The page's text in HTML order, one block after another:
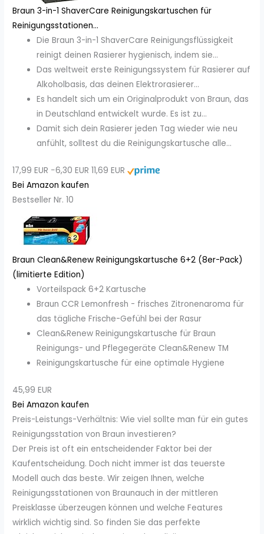
Braun 3-in-1 ShaverCare Reinigungskartuschen für
Reinigungsstationen...
Die Braun 3-in-1 ShaverCare Reinigungsflüssigkeit
reinigt deinen Rasierer hygienisch, indem sie...
Das weltweit erste Reinigungssystem für Rasierer auf
Alkoholbasis, das deinen Elektrorasierer...
Es handelt sich um ein Originalprodukt von Braun, das
in Deutschland entwickelt wurde. Es ist zu...
Damit sich dein Rasierer jeden Tag wieder wie neu
anfühlt, solltest du die Reinigungskartusche alle...
17,99 EUR −6,30 EUR 11,69 EUR
Bei Amazon kaufen
Bestseller Nr. 10
Braun Clean&Renew Reinigungskartusche 6+2 (8er-Pack)
(limitierte Edition)
Vorteilspack 6+2 Kartusche
Braun CCR Lemonfresh - frisches Zitronenaroma für
das tägliche Frische-Gefühl bei der Rasur
Clean&Renew Reinigungskartusche für Braun
Reinigungs- und Pflegegeräte Clean&Renew TM
Reinigungskartusche für eine optimale Hygiene
45,99 EUR
Bei Amazon kaufen
Preis-Leistungs-Verhältnis: Wie viel sollte man für ein gutes
Reinigungsstation von Braun investieren?
Der Preis ist oft ein entscheidender Faktor bei der
Kaufentscheidung. Doch nicht immer ist das teuerste
Modell auch das beste. Wir zeigen Ihnen, welche
Reinigungsstationen von Braunauch in der mittleren
Preisklasse überzeugen können und welche Features
wirklich wichtig sind. So finden Sie das perfekte